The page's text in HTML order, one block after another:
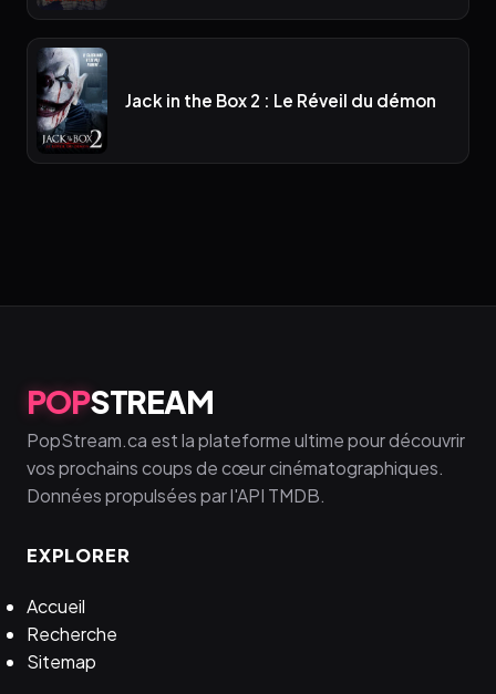
Jack in the Box 2 : Le Réveil du démon
POPSTREAM
PopStream.ca est la plateforme ultime pour découvrir
vos prochains coups de cœur cinématographiques.
Données propulsées par l'API TMDB.
EXPLORER
Accueil
Recherche
Sitemap